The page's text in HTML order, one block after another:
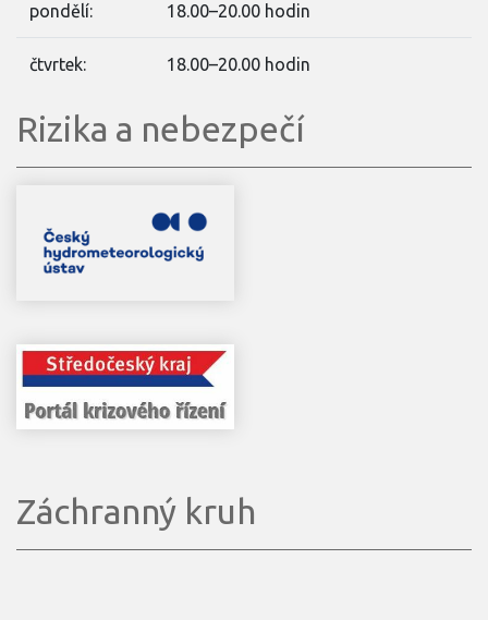
pondělí: 18.00–20.00 hodin
čtvrtek: 18.00–20.00 hodin
Rizika a nebezpečí
Záchranný kruh